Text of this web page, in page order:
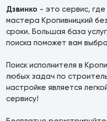
Дзвинко - это сервис,
мастера Кропивницкий
сроки. Большая база
поиска поможет вам
Поиск исполнителя в
любых задач по
настройке является
сервису!